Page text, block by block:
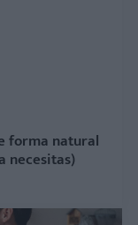
forma natural
necesitas)